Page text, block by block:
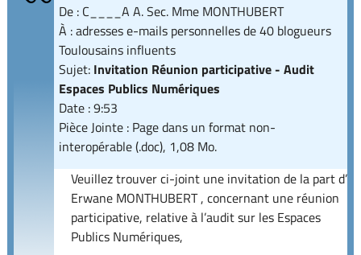
De : C____A A. Sec. Mme MONTHUBERT
À : adresses e-mails personnelles de 40 blogueurs
Toulousains influents
Sujet: Invitation Réunion participative - Audit
Espaces Publics Numériques
Date : 9:53
Pièce Jointe : Page dans un format non-
interopérable (.doc), 1,08 Mo.
Veuillez trouver ci-joint une invitation de la part d’
Erwane MONTHUBERT , concernant une réunion
participative, relative à l’audit sur les Espaces
Publics Numériques,